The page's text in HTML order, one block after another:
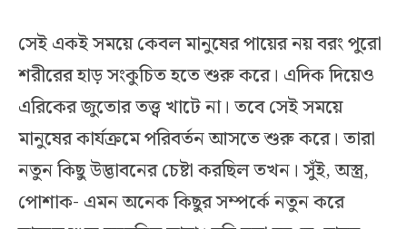
সেই একই সময়ে কেবল মানুষের পায়ের নয় বরং পুরো
শরীরের হাড় সংকুচিত হতে শুরু করে। এদিক দিয়েও
এরিকের জুতোর তত্ত্ব খাটে না। তবে সেই সময়ে
মানুষের কার্যক্রমে পরিবর্তন আসতে শুরু করে। তারা
নতুন কিছু উদ্ভাবনের চেষ্টা করছিল তখন। সুঁই, অস্ত্র,
পোশাক- এমন অনেক কিছুর সম্পর্কে নতুন করে